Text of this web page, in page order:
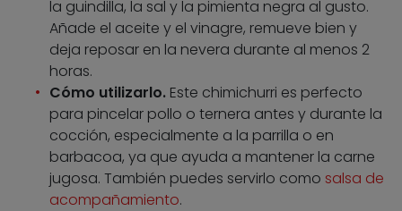
la guindilla, la sal y la pimienta negra al gusto.
Añade el aceite y el vinagre, remueve bien y
deja reposar en la nevera durante al menos 2
horas.
Cómo utilizarlo. Este chimichurri es perfecto
para pincelar pollo o ternera antes y durante la
cocción, especialmente a la parrilla o en
barbacoa, ya que ayuda a mantener la carne
jugosa. También puedes servirlo como salsa de
acompañamiento.